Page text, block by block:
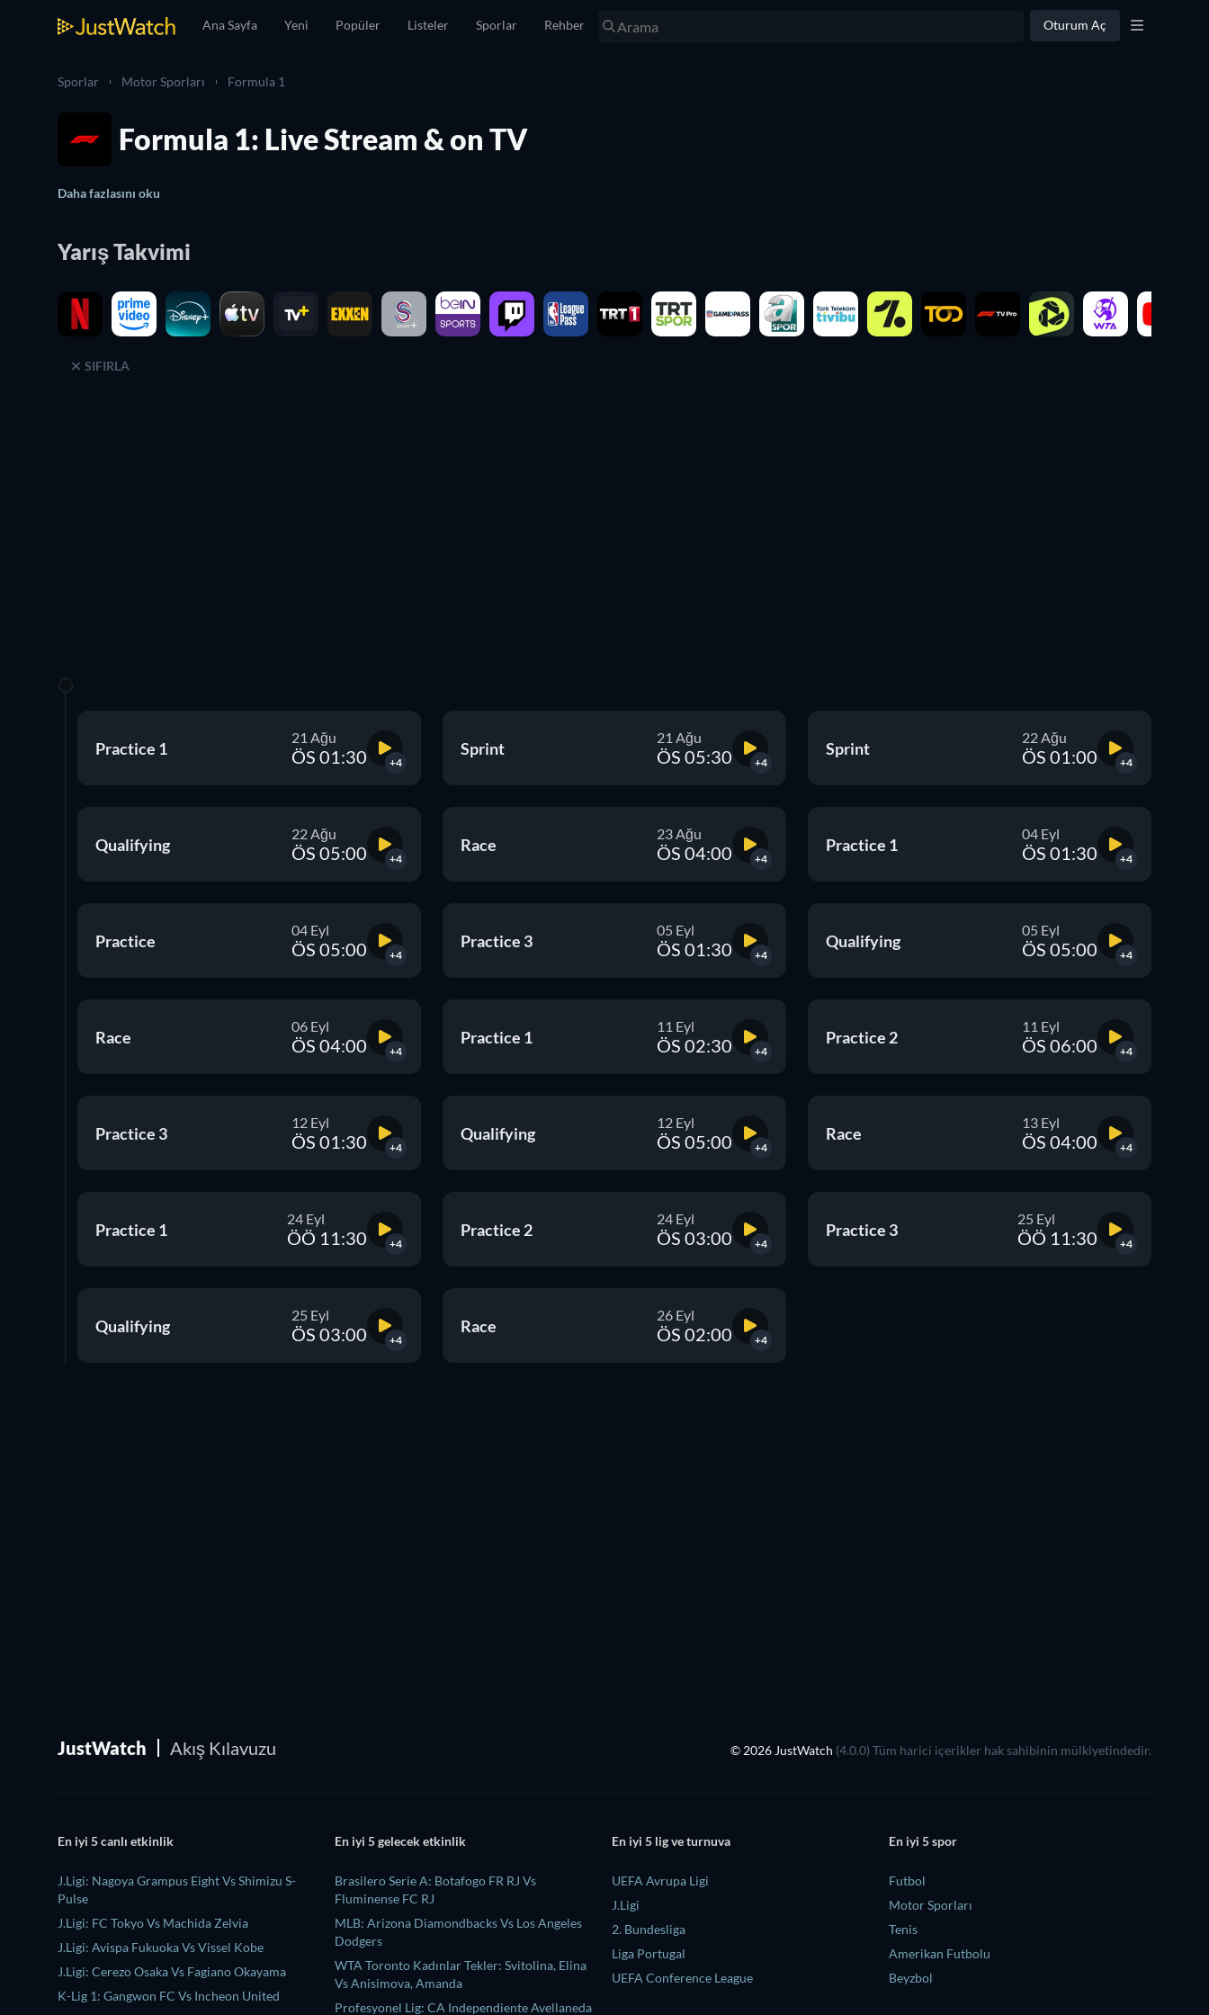
Ana Sayfa Yeni Popüler Listeler Sporlar Rehber Oturum Aç
Sporlar Motor Sporları Formula 1
Formula 1: Live Stream & on TV
Daha fazlasını oku
Yarış Takvimi
SIFIRLA
Practice 1
21 Ağu
ÖS 01:30 +4
Sprint
21 Ağu
ÖS 05:30 +4
Sprint
22 Ağu
ÖS 01:00 +4
Qualifying
22 Ağu
ÖS 05:00 +4
Race
23 Ağu
ÖS 04:00 +4
Practice 1
04 Eyl
ÖS 01:30 +4
Practice
04 Eyl
ÖS 05:00 +4
Practice 3
05 Eyl
ÖS 01:30 +4
Qualifying
05 Eyl
ÖS 05:00 +4
Race
06 Eyl
ÖS 04:00 +4
Practice 1
11 Eyl
ÖS 02:30 +4
Practice 2
11 Eyl
ÖS 06:00 +4
Practice 3
12 Eyl
ÖS 01:30 +4
Qualifying
12 Eyl
ÖS 05:00 +4
Race
13 Eyl
ÖS 04:00 +4
Practice 1
24 Eyl
ÖÖ 11:30 +4
Practice 2
24 Eyl
ÖS 03:00 +4
Practice 3
25 Eyl
ÖÖ 11:30 +4
Qualifying
25 Eyl
ÖS 03:00 +4
Race
26 Eyl
ÖS 02:00 +4
JustWatch Akış Kılavuzu © 2026 JustWatch (4.0.0) Tüm harici içerikler hak sahibinin mülkiyetindedir.
En iyi 5 canlı etkinlik
J.Ligi: Nagoya Grampus Eight Vs Shimizu S-
Pulse
J.Ligi: FC Tokyo Vs Machida Zelvia
J.Ligi: Avispa Fukuoka Vs Vissel Kobe
J.Ligi: Cerezo Osaka Vs Fagiano Okayama
K-Lig 1: Gangwon FC Vs Incheon United
En iyi 5 gelecek etkinlik
Brasilero Serie A: Botafogo FR RJ Vs
Fluminense FC RJ
MLB: Arizona Diamondbacks Vs Los Angeles
Dodgers
WTA Toronto Kadınlar Tekler: Svitolina, Elina
Vs Anisimova, Amanda
Profesyonel Lig: CA Independiente Avellaneda
En iyi 5 lig ve turnuva
UEFA Avrupa Ligi
J.Ligi
2. Bundesliga
Liga Portugal
UEFA Conference League
En iyi 5 spor
Futbol
Motor Sporları
Tenis
Amerikan Futbolu
Beyzbol